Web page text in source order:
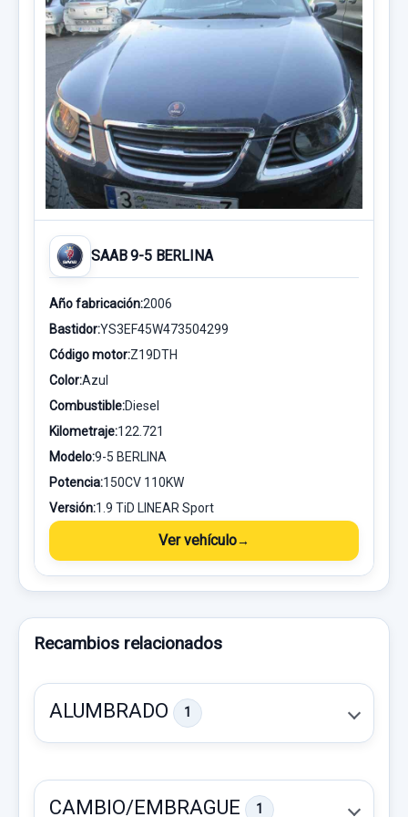
SAAB 9-5 BERLINA
Año fabricación:2006
Bastidor:YS3EF45W473504299
Código motor:Z19DTH
Color:Azul
Combustible:Diesel
Kilometraje:122.721
Modelo:9-5 BERLINA
Potencia:150CV 110KW
Versión:1.9 TiD LINEAR Sport
Ver vehículo
Recambios relacionados
ALUMBRADO 1
CAMBIO/EMBRAGUE 1